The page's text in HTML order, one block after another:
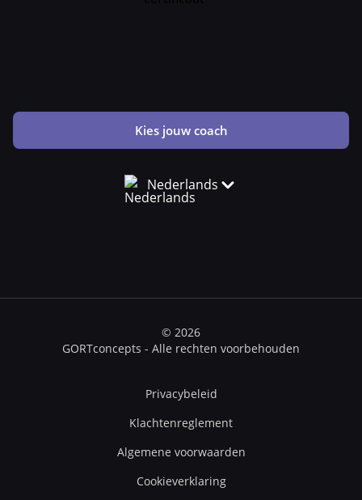
Kies jouw coach
Nederlands
© 2026
GORTconcepts - Alle rechten voorbehouden
Privacybeleid
Klachtenreglement
Algemene voorwaarden
Cookieverklaring